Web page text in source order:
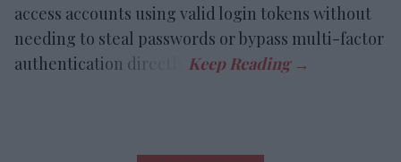
access accounts using valid login tokens without
needing to steal passwords or bypass multi-factor
authentication directly.